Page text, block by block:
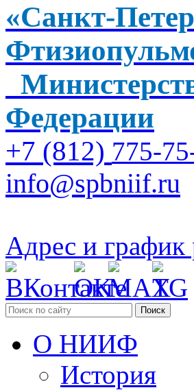
«Санкт-
Федерации
+7 (812) 775-
info@spbniif.ru
Адрес и график
Поиск
О НИИФ
История